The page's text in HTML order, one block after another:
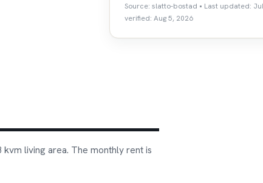
Source: slatto-bostad • Last updated:
verified: Aug 5, 2026
living area. The monthly rent is